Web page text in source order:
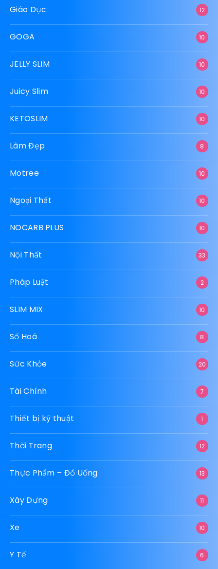
Giáo Dục 12
GOGA 10
JELLY SLIM 10
Juicy Slim 10
KETOSLIM 10
Làm Đẹp 8
Motree 10
Ngoại Thất 10
NOCARB PLUS 10
Nội Thất 33
Pháp Luật 2
SLIM MIX 10
Số Hoá 8
Sức Khỏe 20
Tài Chính 7
Thiết bị kỹ thuật 1
Thời Trang 12
Thực Phẩm – Đồ Uống 13
Xây Dựng 11
Xe 10
Y Tế 6